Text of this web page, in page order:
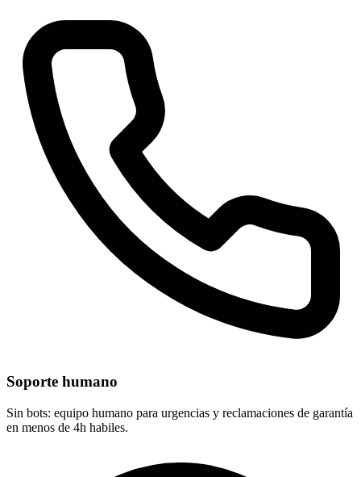
Soporte humano
Sin bots: equipo humano para urgencias y reclamaciones de garantía
en menos de 4h habiles.